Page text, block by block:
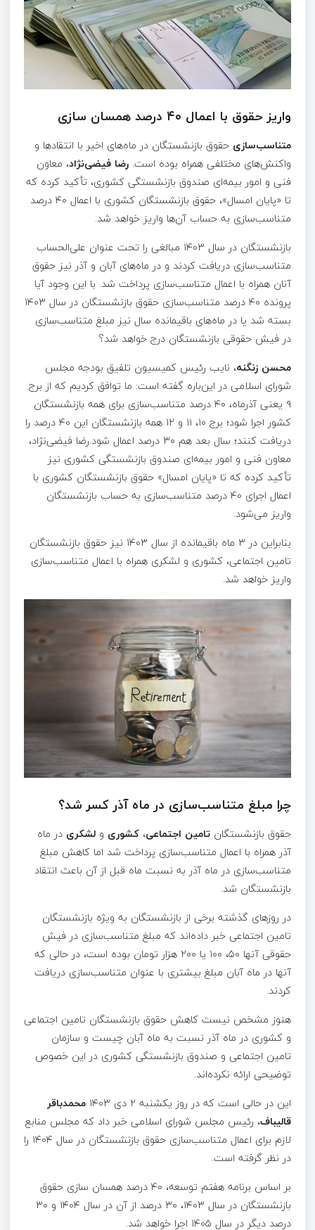
واریز حقوق با اعمال ۴۰ درصد همسان سازی
متناسب‌سازی حقوق بازنشستگان در ماه‌های اخیر با انتقادها و
واکنش‌های مختلفی همراه بوده است. رضا فیضی‌نژاد، معاون
فنی و امور بیمه‌ای صندوق بازنشستگی کشوری، تأکید کرده که
تا «پایان امسال»، حقوق بازنشستگان کشوری با اعمال ۴۰ درصد
متناسب‌سازی به حساب آن‌ها واریز خواهد شد.
بازنشستگان در سال ۱۴۰۳ مبالغی را تحت عنوان علی‌الحساب
متناسب‌سازی دریافت کردند و در ماه‌های آبان و آذر نیز حقوق
آنان همراه با اعمال متناسب‌سازی پرداخت شد. با این وجود آیا
پرونده ۴۰ درصد متناسب‌سازی حقوق بازنشستگان در سال ۱۴۰۳
بسته شد یا در ماه‌های باقیمانده سال نیز مبلغ متناسب‌سازی
در فیش حقوقی بازنشستگان درج خواهد شد؟
محسن زنگنه، نایب رئیس کمیسیون تلفیق بودجه مجلس
شورای اسلامی در این‌باره گفته است: ما توافق کردیم که از برج
۹ یعنی آذرماه، ۴۰ درصد متناسب‌سازی برای همه بازنشستگان
کشور اجرا شود؛ برج ۱۰، ۱۱ و ۱۲ همه بازنشستگان این ۴۰ درصد را
دریافت کنند؛ سال بعد هم ۳۰ درصد اعمال شود.رضا فیضی‌نژاد،
معاون فنی و امور بیمه‌ای صندوق بازنشستگی کشوری نیز
تأکید کرده که تا «پایان امسال» حقوق بازنشستگان کشوری با
اعمال اجرای ۴۰ درصد متناسب‌سازی به حساب بازنشستگان
واریز می‌شود.
بنابراین در ۳ ماه باقیمانده از سال ۱۴۰۳ نیز حقوق بازنشستگان
تامین اجتماعی، کشوری و لشکری همراه با اعمال متناسب‌سازی
واریز خواهد شد.
چرا مبلغ متناسب‌سازی در ماه آذر کسر شد؟
حقوق بازنشستگان تامین اجتماعی، کشوری و لشکری در ماه
آذر همراه با اعمال متناسب‌سازی پرداخت شد اما کاهش مبلغ
متناسب‌سازی در ماه آذر به نسبت ماه قبل از آن باعث انتقاد
بازنشستگان شد.
در روزهای گذشته برخی از بازنشستگان به ویژه بازنشستگان
تامین اجتماعی خبر داده‌اند که مبلغ متناسب‌سازی در فیش
حقوقی آنها ۵۰، ۱۰۰ یا ۲۰۰ هزار تومان بوده است، در حالی که
آنها در ماه آبان مبلغ بیشتری با عنوان متناسب‌سازی دریافت
کردند.
هنوز مشخص نیست کاهش حقوق بازنشستگان تامین اجتماعی
و کشوری در ماه آذر نسبت به ماه آبان چیست و سازمان
تامین اجتماعی و صندوق بازنشستگی کشوری در این خصوص
توضیحی ارائه نکرده‌اند.
این در حالی است که در روز یکشنبه ۲ دی ۱۴۰۳
محمدباقر
قالیباف، رئیس مجلس شورای اسلامی خبر داد که مجلس منابع
لازم برای اعمال متناسب‌سازی حقوق بازنشستگان در سال ۱۴۰۴ را
در نظر گرفته است.
بر اساس برنامه هفتم توسعه، ۴۰ درصد همسان سازی حقوق
بازنشستگان در سال ۱۴۰۳، ۳۰ درصد از آن در سال ۱۴۰۴ و ۳۰
درصد دیگر در سال ۱۴۰۵ اجرا خواهد شد.